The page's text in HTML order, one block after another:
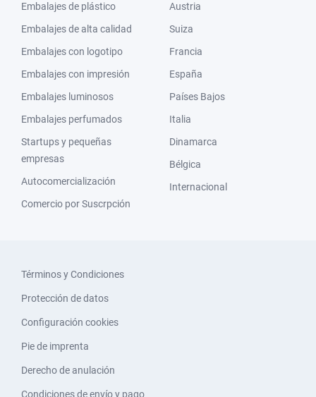
Embalajes de plástico
Embalajes de alta calidad
Embalajes con logotipo
Embalajes con impresión
Embalajes luminosos
Embalajes perfumados
Startups y pequeñas
empresas
Autocomercialización
Comercio por Suscrpción
Austria
Suiza
Francia
España
Países Bajos
Italia
Dinamarca
Bélgica
Internacional
Términos y Condiciones
Protección de datos
Configuración cookies
Pie de imprenta
Derecho de anulación
Condiciones de envío y pago